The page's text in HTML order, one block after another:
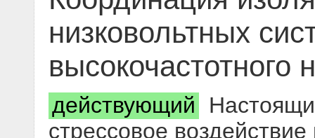
низковольтных
высокочастотного
действующий
стрессовое